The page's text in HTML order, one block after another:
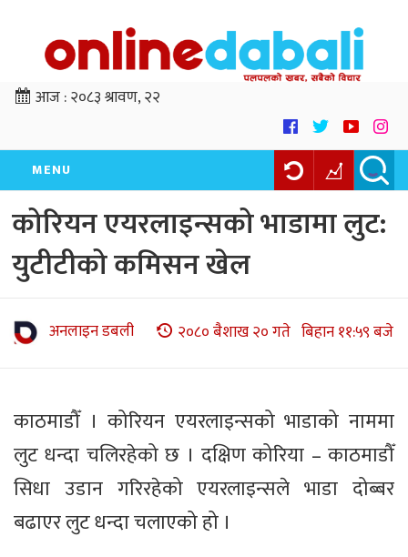
आज :२०८३ श्रावण, २२
MENU
कोरियन एयरलाइन्सको भाडामा लुट:
युटीटीको कमिसन खेल
अनलाइन डबली २०८० बैशाख २० गते बिहान ११:५९ बजे
काठमाडौँ । कोरियन एयरलाइन्सको भाडाको नाममा
लुट धन्दा चलिरहेको छ । दक्षिण कोरिया – काठमाडौँ
सिधा उडान गरिरहेको एयरलाइन्सले भाडा दोब्बर
बढाएर लुट धन्दा चलाएको हो ।